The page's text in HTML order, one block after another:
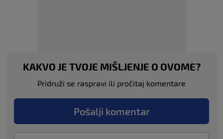
KAKVO JE TVOJE MIŠLJENJE O OVOME?
Pridruži se raspravi ili pročitaj komentare
Pošalji komentar